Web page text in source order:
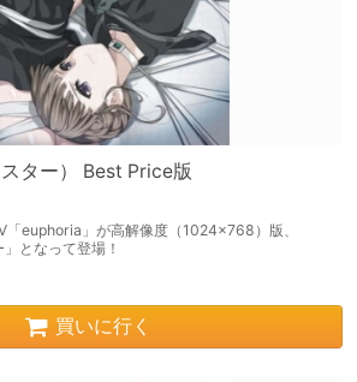
ター） Best Price版
「euphoria」が高解像度（1024×768）版、
となって登場！
買いに行く